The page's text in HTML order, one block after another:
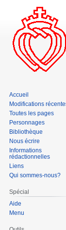
Accueil
Modifications
Toutes les pages
Personnages
Bibliothèque
Nous écrire
Informations
rédactionnelles
Liens
Qui sommes-nous?
Spécial
Aide
Menu